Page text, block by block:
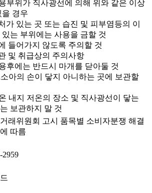
부위가 직사광선에 의해 위와 같은 이상
을 경우
가 있는 곳 또는 습진 및 피부염등의 이
있는 부위에는 사용을 금할 것
들어가지 않도록 주의할 것
및 취급상의 주의사항
후에는 반드시 마개를 닫아둘 것
아의 손이 닿지 아니하는 곳에 보관할
내지 저온의 장소 및 직사광선이 닿는
보관하지 말 것
래위원회 고시 품목별 소비자분쟁 해결
따름
2959